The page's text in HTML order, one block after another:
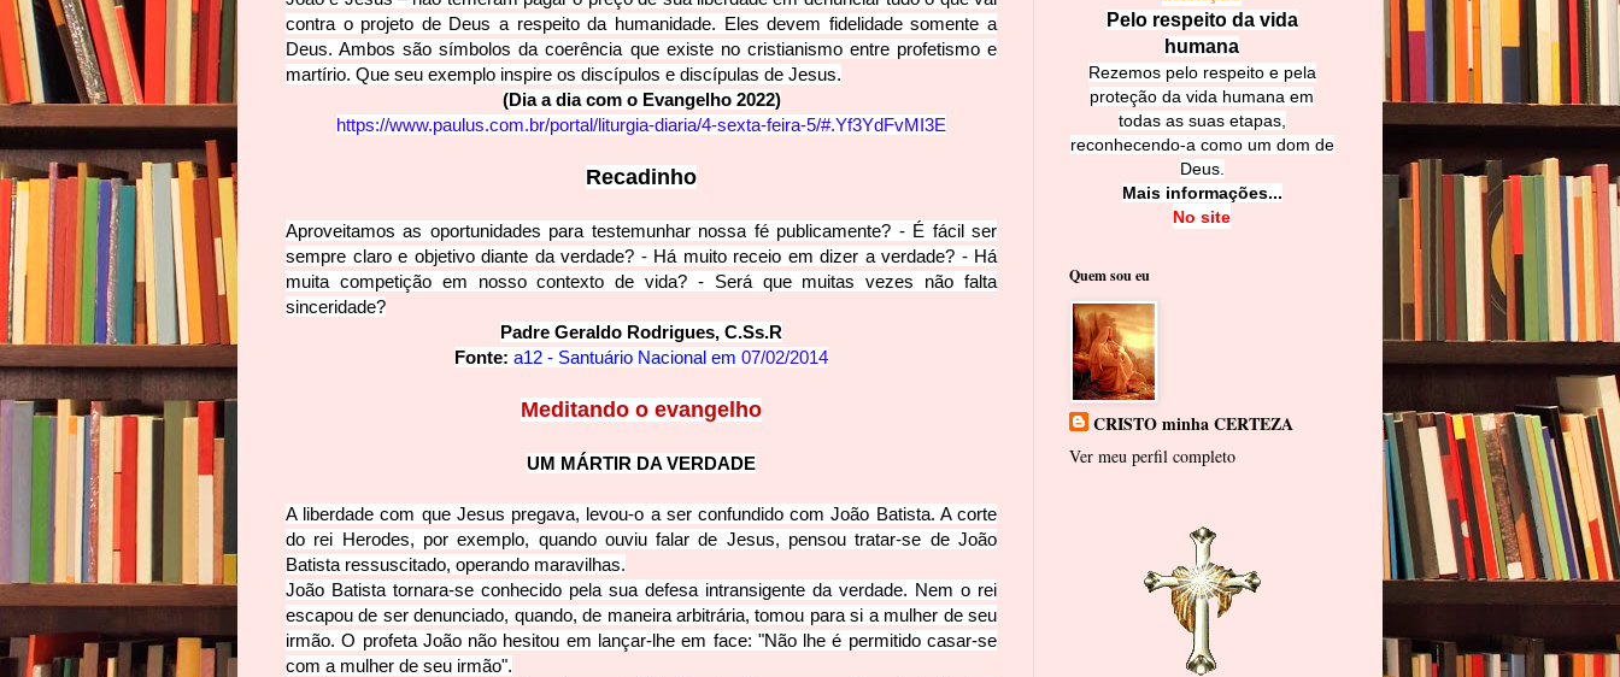
contra o projeto de Deus a respeito da humanidade. Eles devem fidelidade somente a
Deus. Ambos são símbolos da coerência que existe no cristianismo entre profetismo e
martírio. Que seu exemplo inspire os discípulos e discípulas de Jesus.
(Dia a dia com o Evangelho 2022)
https://www.paulus.com.br/portal/liturgia-diaria/4-sexta-feira-5/#.Yf3YdFvMI3E
Recadinho
Aproveitamos as oportunidades para testemunhar nossa fé publicamente? - É fácil ser
sempre claro e objetivo diante da verdade? - Há muito receio em dizer a verdade? - Há
muita competição em nosso contexto de vida? - Será que muitas vezes não falta
sinceridade?
Padre Geraldo Rodrigues, C.Ss.R
Fonte: a12 - Santuário Nacional em 07/02/2014
Meditando o evangelho
UM MÁRTIR DA VERDADE
A liberdade com que Jesus pregava, levou-o a ser confundido com João Batista. A corte
do rei Herodes, por exemplo, quando ouviu falar de Jesus, pensou tratar-se de João
Batista ressuscitado, operando maravilhas.
João Batista tornara-se conhecido pela sua defesa intransigente da verdade. Nem o rei
escapou de ser denunciado, quando, de maneira arbitrária, tomou para si a mulher de seu
irmão. O profeta João não hesitou em lançar-lhe em face: "Não lhe é permitido casar-se
com a mulher de seu irmão".
Pelo respeito da vida
humana
Rezemos pelo respeito e pela
proteção da vida humana em
todas as suas etapas,
reconhecendo-a como um dom de
Deus.
Mais informações...
No site
Quem sou eu
CRISTO minha CERTEZA
Ver meu perfil completo